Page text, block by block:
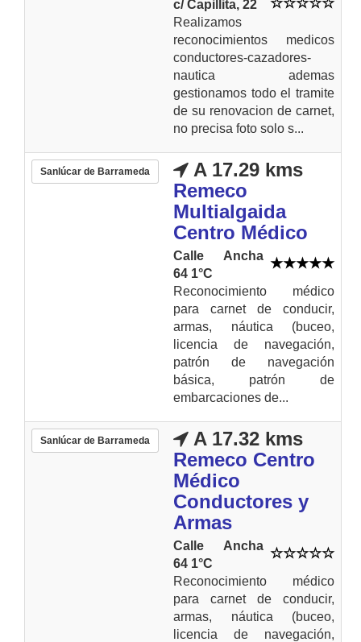
c/ Capillita, 22
Realizamos
reconocimientos medicos
conductores-cazadores-
nautica ademas
gestionamos todo el tramite
de su renovacion de carnet,
no precisa foto solo s...
Sanlúcar de Barrameda
A 17.29 kms
Remeco
Multialgaida
Centro Médico
Calle Ancha
64 1°C
Reconocimiento médico
para carnet de conducir,
armas, náutica (buceo,
licencia de navegación,
patrón de navegación
básica, patrón de
embarcaciones de...
Sanlúcar de Barrameda
A 17.32 kms
Remeco Centro
Médico
Conductores y
Armas
Calle Ancha
64 1°C
Reconocimiento médico
para carnet de conducir,
armas, náutica (buceo,
licencia de navegación,